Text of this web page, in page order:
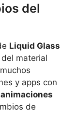
del
Liquid Glass
material
y apps con
animaciones
de